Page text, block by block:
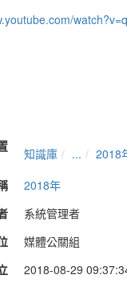
知識庫 ...
2018
2018年
系統管理者
媒體公關組
2018-08-29